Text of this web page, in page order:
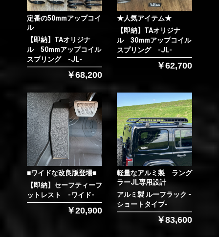
定番の50mmアップコイ
ル
【即納】TAオリジナ
ル 50mmアップコイル
スプリング -JL-
￥68,200
★人気アイテム★
【即納】TAオリジナ
ル 30mmアップコイル
スプリング -JL-
￥62,700
■ワイドな改良版登場■
【即納】セーフティーフ
ットレスト -ワイド-
￥20,900
軽量なアルミ製 ラング
ラーJL専用設計
アルミ製 ルーフラック -
ショートタイプ-
￥83,600